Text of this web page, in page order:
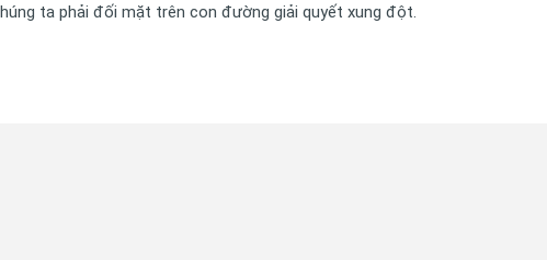
ta phải đối mặt trên con đường giải quyết xung đột.